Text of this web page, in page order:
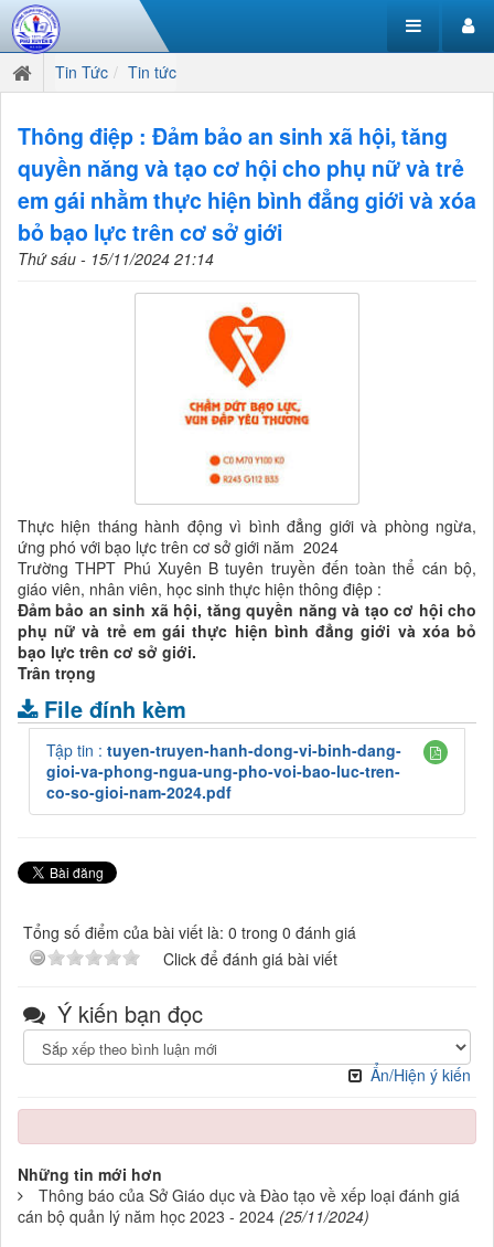
Tin Tức Tin tức
Thông điệp : Đảm bảo an sinh xã hội, tăng
quyền năng và tạo cơ hội cho phụ nữ và trẻ
em gái nhằm thực hiện bình đẳng giới và xóa
bỏ bạo lực trên cơ sở giới
Thứ sáu - 15/11/2024 21:14
Thực hiện tháng hành động vì bình đẳng giới và phòng ngừa,
ứng phó với bạo lực trên cơ sở giới năm 2024
Trường THPT Phú Xuyên B tuyên truyền đến toàn thể cán bộ,
giáo viên, nhân viên, học sinh thực hiện thông điệp :
Đảm bảo an sinh xã hội, tăng quyền năng và tạo cơ hội cho
phụ nữ và trẻ em gái thực hiện bình đẳng giới và xóa bỏ
bạo lực trên cơ sở giới.
Trân trọng
File đính kèm
Tập tin : tuyen-truyen-hanh-dong-vi-binh-dang-
gioi-va-phong-ngua-ung-pho-voi-bao-luc-tren-
co-so-gioi-nam-2024.pdf
Tổng số điểm của bài viết là: 0 trong 0 đánh giá
Click để đánh giá bài viết
Ý kiến bạn đọc
Ẩn/Hiện ý kiến
Những tin mới hơn
Thông báo của Sở Giáo dục và Đào tạo về xếp loại đánh giá
cán bộ quản lý năm học 2023 - 2024 (25/11/2024)